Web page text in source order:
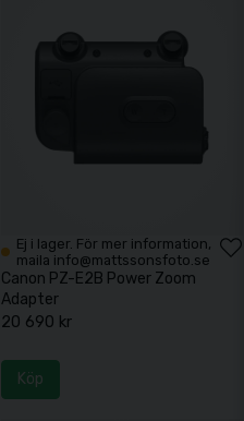
Ej i lager. För mer information,
maila info@mattssonsfoto.se
Canon PZ-E2B Power Zoom
Adapter
20 690 kr
Köp